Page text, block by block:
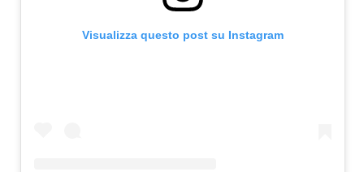
Visualizza questo post su Instagram